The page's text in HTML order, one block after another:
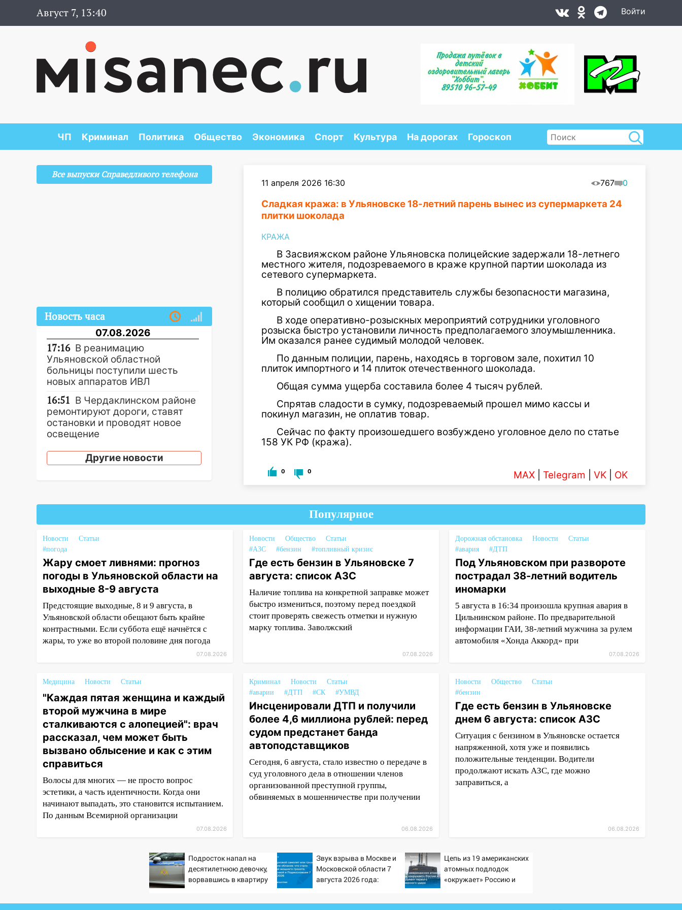
Август 7, 13:40 Войти
ЧП Криминал Политика Общество Экономика Спорт Культура На дорогах Гороскоп
11 апреля 2026 16:30 767 0
Сладкая кража: в Ульяновске 18-летний парень вынес из супермаркета 24
плитки шоколада
КРАЖА
В Засвияжском районе Ульяновска полицейские задержали 18-летнего
местного жителя, подозреваемого в краже крупной партии шоколада из
сетевого супермаркета.
В полицию обратился представитель службы безопасности магазина,
который сообщил о хищении товара.
В ходе оперативно-розыскных мероприятий сотрудники уголовного
розыска быстро установили личность предполагаемого злоумышленника.
Им оказался ранее судимый молодой человек.
По данным полиции, парень, находясь в торговом зале, похитил 10
плиток импортного и 14 плиток отечественного шоколада.
Общая сумма ущерба составила более 4 тысяч рублей.
Спрятав сладости в сумку, подозреваемый прошел мимо кассы и
покинул магазин, не оплатив товар.
Сейчас по факту произошедшего возбуждено уголовное дело по статье
158 УК РФ (кража).
0 0 MAX Telegram VK OK
Все выпуски Справедливого телефона
Новость часа
07.08.2026
17:16 В реанимацию
Ульяновской областной
больницы поступили шесть
новых аппаратов ИВЛ
16:51 В Чердаклинском районе
ремонтируют дороги, ставят
остановки и проводят новое
освещение
16:35 В Ульяновске установили
ещё девять бункеров для
покажут матч «Волги» под
16:12
В Ульяновском
госуниверситете разработают
отечественный прибор для
цифровой ПЦР
15:47 Ульяновцы могут
вернуть деньги за абонементы
закрывшегося фитнес-клуба
«Рекорд-Fitness»
15:34
После вмешательства
15:27
капремонт школы в селе
Кивать
15:08 В Кузоватово после
прокурорской проверки
обновили разметку на
пешеходных переходах
14:40 На проспекте Гая в
Ульяновске запретили
остановку автомобилей на 50-
метровом участке
мотофристайлом и концертом
14:04 Жару смоет ливнями:
Другие новости
Популярное
Новости
Статьи
#погода
Жару смоет ливнями: прогноз
погоды в Ульяновской области на
выходные 8-9 августа
Предстоящие выходные, 8 и 9 августа, в
Ульяновской области обещают быть крайне
контрастными. Если суббота ещё начнётся с
жары, то уже во второй половине дня погода
07.08.2026
Новости Общество
Статьи
#АЗС
#бензин #топливный кризис
Где есть бензин в Ульяновске 7
августа: список АЗС
Наличие топлива на конкретной заправке может
быстро измениться, поэтому перед поездкой
стоит проверять свежесть отметки и нужную
марку топлива. Заволжский
07.08.2026
Дорожная обстановка Новости
Статьи
#авария
#ДТП
Под Ульяновском при развороте
пострадал 38-летний водитель
иномарки
5 августа в 16:34 произошла крупная авария в
Цильнинском районе. По предварительной
информации ГАИ, 38-летний мужчина за рулем
автомобиля «Хонда Аккорд» при
07.08.2026
Медицина Новости Статьи
"Каждая пятая женщина и каждый
второй мужчина в мире
сталкиваются с алопецией": врач
рассказал, чем может быть
вызвано облысение и как с этим
справиться
Волосы для многих — не просто вопрос
эстетики, а часть идентичности. Когда они
начинают выпадать, это становится испытанием.
По данным Всемирной организации
07.08.2026
Криминал Новости
Статьи
#аварии
#ДТП #СК #УМВД
Инсценировали ДТП и получили
более 4,6 миллиона рублей: перед
судом предстанет банда
автоподставщиков
Сегодня, 6 августа, стало известно о передаче в
суд уголовного дела в отношении членов
организованной преступной группы,
обвиняемых в мошенничестве при получении
06.08.2026
Новости Общество
Статьи
#бензин
Где есть бензин в Ульяновске
днем 6 августа: список АЗС
Ситуация с бензином в Ульяновске остается
напряженной, хотя уже и появились
положительные тенденции. Водители
продолжают искать АЗС, где можно
заправиться, а
06.08.2026
Подросток напал на
десятилетнюю девочку,
ворвавшись в квартиру
Звук взрыва в Москве и
Московской области 7
августа 2026 года:
Цепь из 19 американских
атомных подлодок
«окружает» Россию и